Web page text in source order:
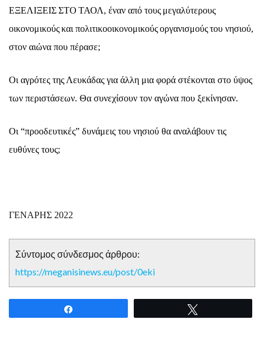
ΕΞΕΛΙΞΕΙΣΣΤΟ ΤΑΟΛ, έναν από τους μεγαλύτερους
οικονομικούςκαι πολιτικοοικονομικούςοργανισμούςτου νησιού,
στον αιώνα που πέρασε;
Οι αγρότες της Λευκάδας για άλλη μια φορά στέκονται στο ύψος
των περιστάσεων. Θα συνεχίσουν τον αγώνα που ξεκίνησαν.
Οι “προοδευτικές” δυνάμεις του νησιού θα αναλάβουν τις
ευθύνες τους;
ΓΕΝΑΡΗΣ 2022
Σύντομος σύνδεσμος άρθρου:
https://meganisinews.eu/post/0eki